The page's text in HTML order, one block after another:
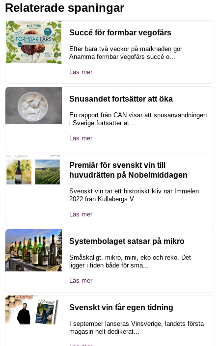
Relaterade spaningar
Succé för formbar vegofärs
Efter bara två veckor på marknaden gör
Anamma formbar vegofärs succé o...
Läs mer
Snusandet fortsätter att öka
En rapport från CAN visar att snusanvändningen
i Sverige fortsätter at...
Läs mer
Premiär för svenskt vin till
huvudrätten på Nobelmiddagen
Svenskt vin tar ett historiskt kliv när Immelen
2022 från Kullabergs V...
Läs mer
Systembolaget satsar på mikro
Småskaligt, mikro, mini, eko och reko. Det
ligger i tiden både för sma...
Läs mer
Svenskt vin får egen tidning
I september lanseras Vinsverige, landets första
magasin helt dedikerat...